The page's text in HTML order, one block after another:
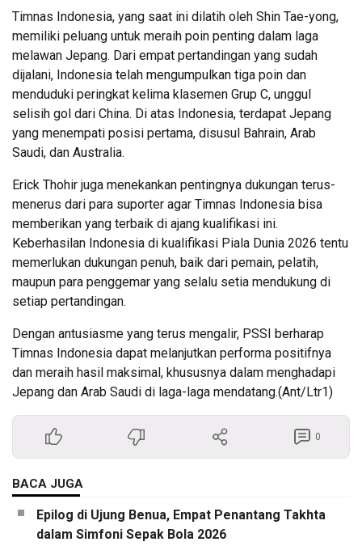
Timnas Indonesia, yang saat ini dilatih oleh Shin Tae-yong,
memiliki peluang untuk meraih poin penting dalam laga
melawan Jepang. Dari empat pertandingan yang sudah
dijalani, Indonesia telah mengumpulkan tiga poin dan
menduduki peringkat kelima klasemen Grup C, unggul
selisih gol dari China. Di atas Indonesia, terdapat Jepang
yang menempati posisi pertama, disusul Bahrain, Arab
Saudi, dan Australia.
Erick Thohir juga menekankan pentingnya dukungan terus-
menerus dari para suporter agar Timnas Indonesia bisa
memberikan yang terbaik di ajang kualifikasi ini.
Keberhasilan Indonesia di kualifikasi Piala Dunia 2026 tentu
memerlukan dukungan penuh, baik dari pemain, pelatih,
maupun para penggemar yang selalu setia mendukung di
setiap pertandingan.
Dengan antusiasme yang terus mengalir, PSSI berharap
Timnas Indonesia dapat melanjutkan performa positifnya
dan meraih hasil maksimal, khususnya dalam menghadapi
Jepang dan Arab Saudi di laga-laga mendatang.(Ant/Ltr1)
0
BACA JUGA
Epilog di Ujung Benua, Empat Penantang Takhta
dalam Simfoni Sepak Bola 2026